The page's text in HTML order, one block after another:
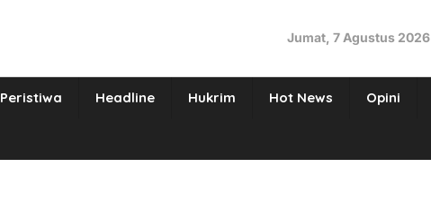
Jumat, 7 Agustus 2026
Peristiwa Headline Hukrim Hot News Opini